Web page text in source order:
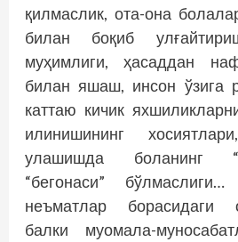
қилмаслик, ота-она
билан боқиб
муҳимлиги, ҳасаддан
билан яшаш, инсон ўзига
каттаю кичик
илинишининг
улашишда боланинг
“бегонаси”
неъматлар борасидаги
балки муомала-